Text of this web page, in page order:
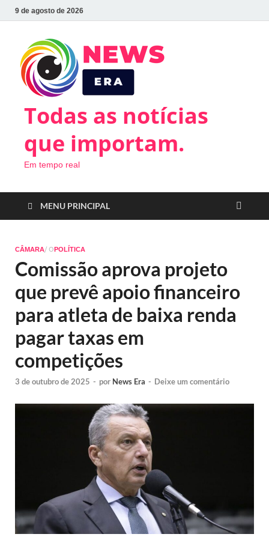
9 de agosto de 2026
Todas as notícias
que importam.
Em tempo real
MENU PRINCIPAL
CÂMARA/ OPOLÍTICA
Comissão aprova projeto
que prevê apoio financeiro
para atleta de baixa renda
pagar taxas em
competições
3 de outubro de 2025 - por News Era - Deixe um comentário